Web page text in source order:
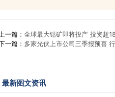
上一篇： 全球最大钴矿即将投产 投资超
一篇： 多家光伏上市公司三季报预喜
最新图文资讯